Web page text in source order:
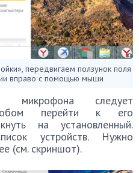
передвигаем ползунок поля
вправо с помощью мыши
микрофона следует
перейти к его
на установленный.
устройств. Нужно
(см. скриншот).